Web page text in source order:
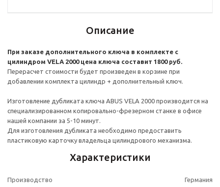
Описание
При заказе дополнительного ключа в комплекте с
цилиндром VELA 2000 цена ключа составит 1800 руб.
Перерасчет стоимости будет произведен в корзине при
добавлении комплекта цилиндр + дополнительный ключ.
Изготовление дубликата ключа ABUS VELA 2000 производится на
специализированном копировально-фрезерном станке в офисе
нашей компании за 5-10 минут.
Для изготовления дубликата необходимо предоставить
пластиковую карточку владельца цилиндрового механизма.
Характеристики
Производство Германия